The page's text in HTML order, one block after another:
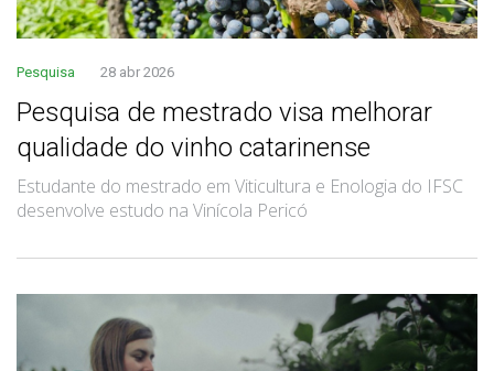
Pesquisa 28 abr 2026
Pesquisa de mestrado visa melhorar
qualidade do vinho catarinense
Estudante do mestrado em Viticultura e Enologia do IFSC
desenvolve estudo na Vinícola Pericó